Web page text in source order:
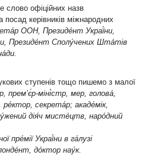
слово офіційних назв
керівників міжнародних
ООН, Президе́нт Украї́ни,
Президе́нт Сполу́чених Шта́тів
ступенів тощо пишемо з малої
прем’є́р-міні́стр, мер, голова́,
секрета́р; акаде́мік,
дія́ч мисте́цтв, наро́дний
пре́мії Украї́ни в га́лузі
до́ктор нау́к.